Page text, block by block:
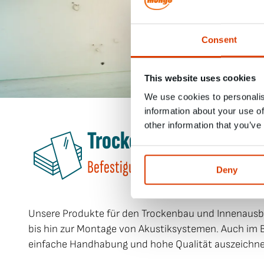
Consent
This website uses cookies
We use cookies to
information about your use
other information that
Deny
Trockenbau /
Befestigung für Decken, Wände und
Unsere Produkte für den Trockenbau und
bis hin zur Montage von Akustiksystemen. Auch
einfache Handhabung und hohe Qualität